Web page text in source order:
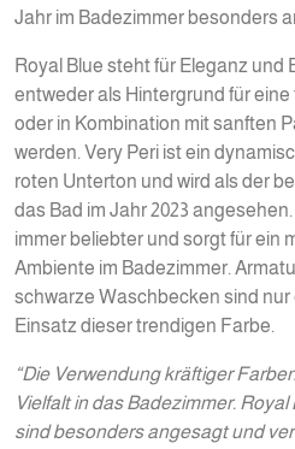
Jahr im Badezimmer besonders
Royal Blue steht für Eleganz und
entweder als Hintergrund für
oder in Kombination mit sanften
werden. Very Peri ist ein
roten Unterton und wird als der
das Bad im Jahr 2023
immer beliebter und sorgt für ein
Ambiente im Badezimmer.
schwarze Waschbecken sind nur
Einsatz dieser trendigen Farbe.
“Die Verwendung kräftiger
Vielfalt in das Badezimmer.
sind besonders angesagt und